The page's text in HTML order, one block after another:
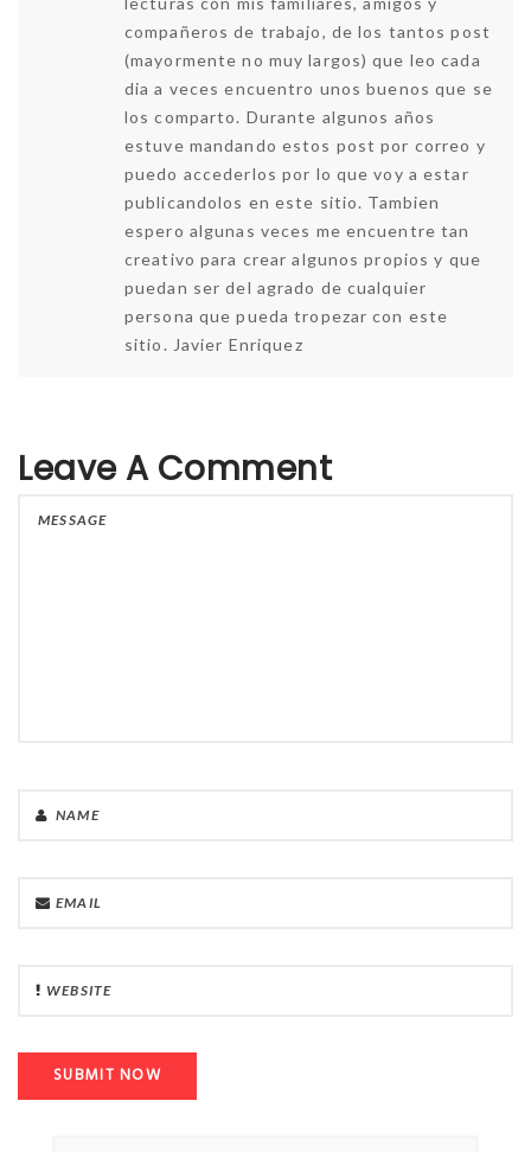
compañeros de trabajo, de los tantos post
(mayormente no muy largos) que leo cada
dia a veces encuentro unos buenos que se
los comparto. Durante algunos años
estuve mandando estos post por correo y
puedo accederlos por lo que voy a estar
publicandolos en este sitio. Tambien
espero algunas veces me encuentre tan
creativo para crear algunos propios y que
puedan ser del agrado de cualquier
persona que pueda tropezar con este
sitio. Javier Enriquez
Leave A Comment